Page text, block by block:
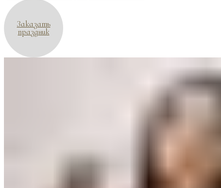
Заказать
праздник